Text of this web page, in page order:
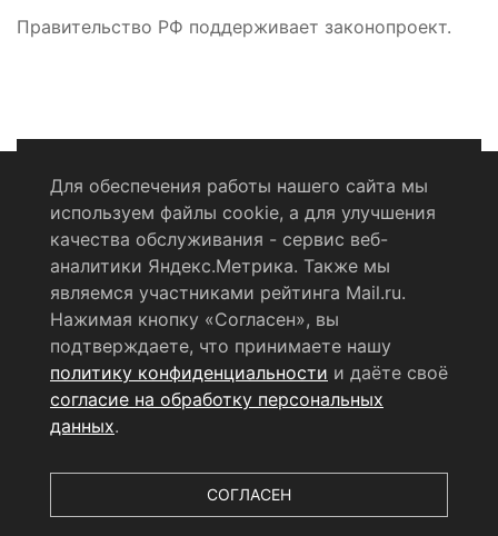
Правительство РФ поддерживает законопроект.
Политика конфиденциальности
Согласие на обработку персональных данных
RSS-лента
© 2004 - 2026 Сетевое издание Щёлковское ТВ.
Свидетельство о регистрации СМИ
ЭЛ № ФС 77 - 79754 от 07.12.2020 г.
технологий и массовых коммуникаций (РОСКОМНАДЗОР).
Для обеспечения работы нашего сайта мы
используем файлы cookie, а для улучшения
качества обслуживания - сервис веб-
аналитики Яндекс.Метрика. Также мы
являемся участниками рейтинга Mail.ru.
Нажимая кнопку «Согласен», вы
подтверждаете, что принимаете нашу
политику конфиденциальности и даёте своё
согласие на обработку персональных
данных.
СОГЛАСЕН